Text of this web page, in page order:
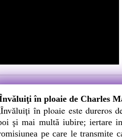
în ploaie de Charles
în ploaie este dureros
şi mai multă iubire; iertare
pe care le transmite